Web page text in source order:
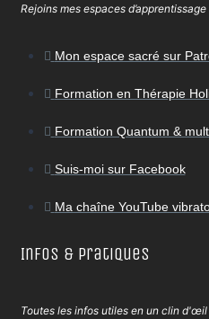
Rejoins mes espaces d’apprentissage
Mon espace sacré sur
Formation en Thérapie
Formation Quantum &
Suis-moi sur Facebook
Ma chaîne YouTube
Infos & Pratiques
Toutes les infos utiles en un clin d'œil